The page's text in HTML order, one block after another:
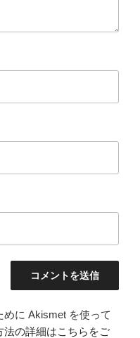
に Akismet を使って
法の詳細はこちらをご